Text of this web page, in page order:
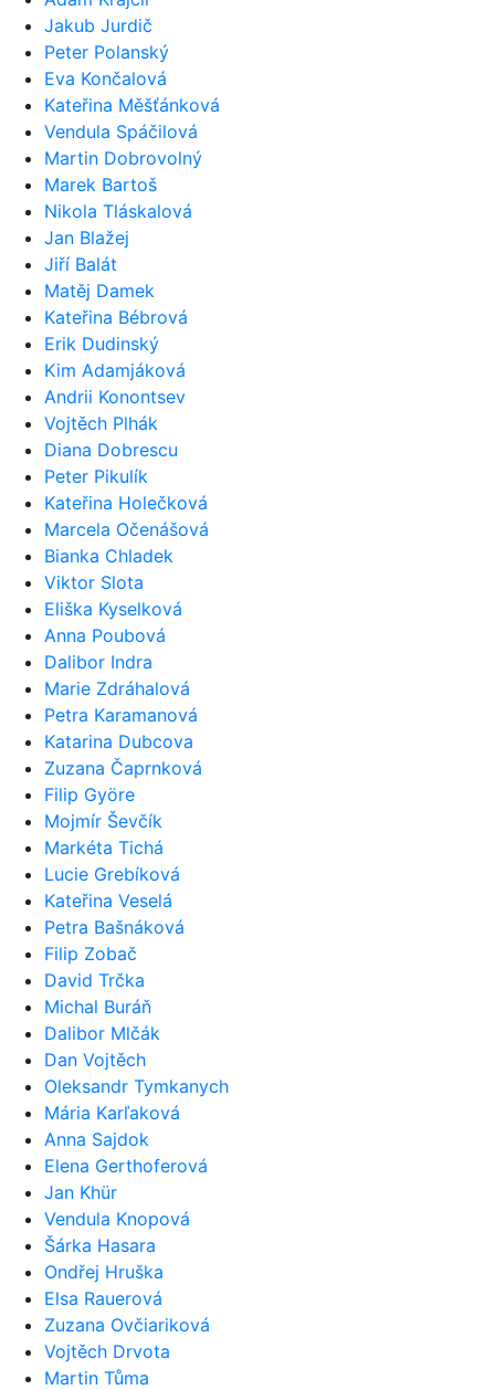
Jakub Jurdič
Peter Polanský
Eva Končalová
Kateřina Měšťánková
Vendula Spáčilová
Martin Dobrovolný
Marek Bartoš
Nikola Tláskalová
Jan Blažej
Jiří Balát
Matěj Damek
Kateřina Bébrová
Erik Dudinský
Kim Adamjáková
Andrii Konontsev
Vojtěch Plhák
Diana Dobrescu
Peter Pikulík
Kateřina Holečková
Marcela Očenášová
Bianka Chladek
Viktor Slota
Eliška Kyselková
Anna Poubová
Dalibor Indra
Marie Zdráhalová
Petra Karamanová
Katarina Dubcova
Zuzana Čaprnková
Filip Györe
Mojmír Ševčík
Markéta Tichá
Lucie Grebíková
Kateřina Veselá
Petra Bašnáková
Filip Zobač
David Trčka
Michal Buráň
Dalibor Mlčák
Dan Vojtěch
Oleksandr Tymkanych
Mária Karľaková
Anna Sajdok
Elena Gerthoferová
Jan Khür
Vendula Knopová
Šárka Hasara
Ondřej Hruška
Elsa Rauerová
Zuzana Ovčiariková
Vojtěch Drvota
Martin Tůma